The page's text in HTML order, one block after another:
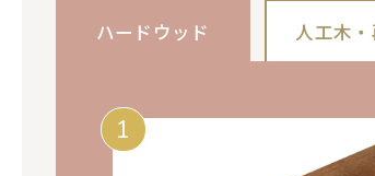
ハード ウッド 人工木
1